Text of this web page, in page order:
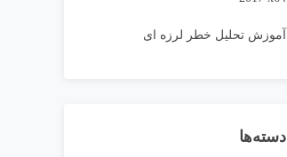
آموزش تحلیل خطر لرزه ای
دسته‌ها